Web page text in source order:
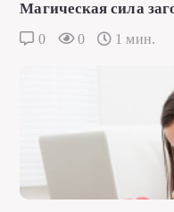
Магическая сила
0 0 1 мин.